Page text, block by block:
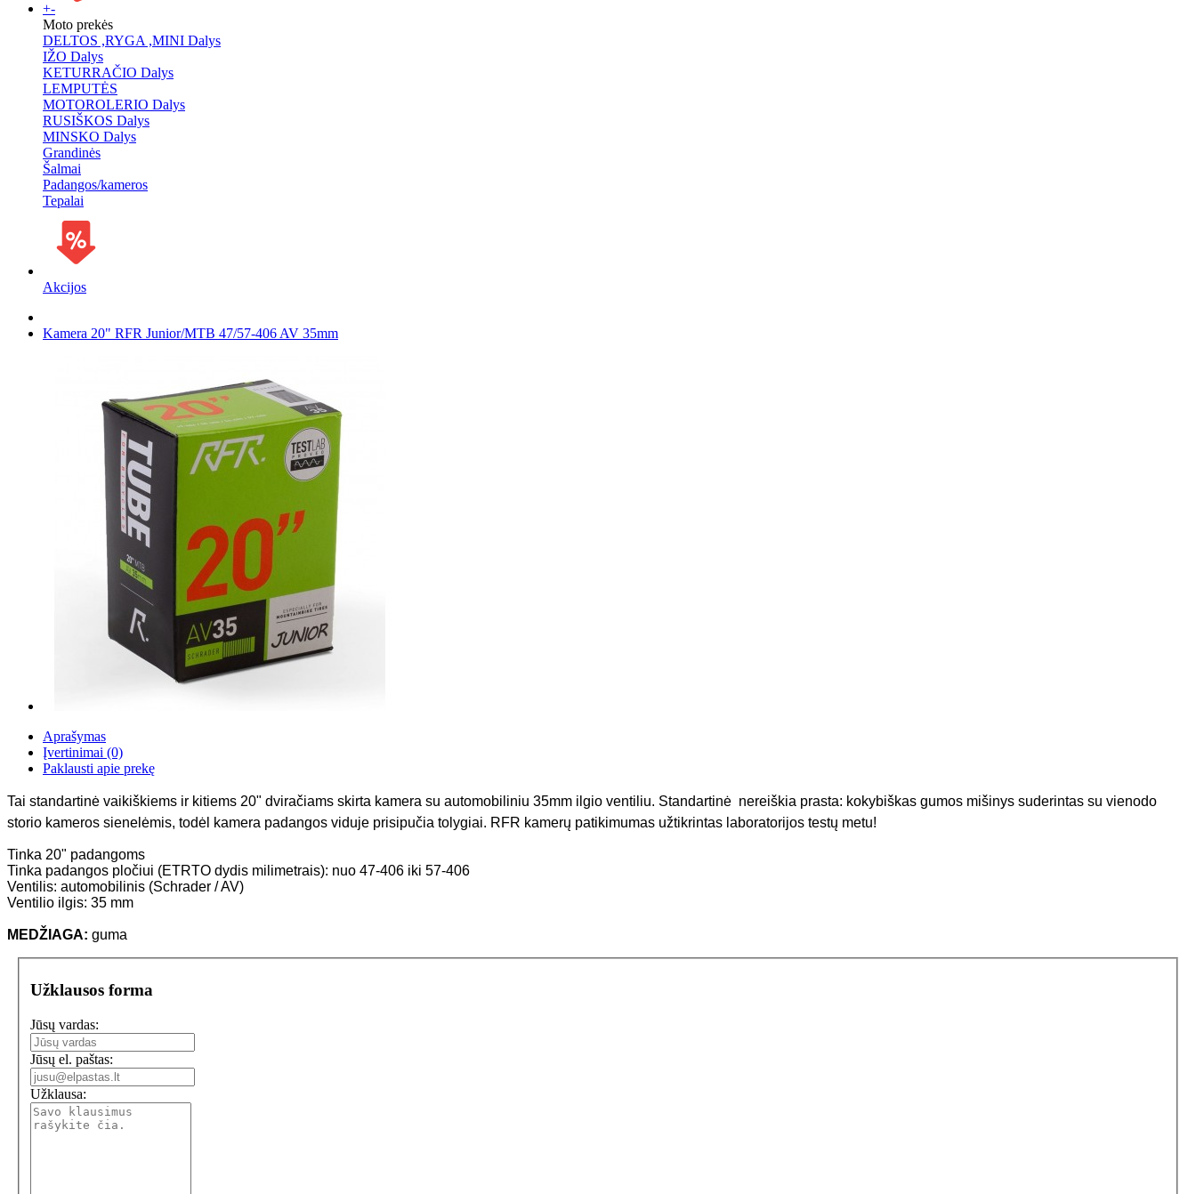
+-
Moto prekės
DELTOS ,RYGA ,MINI Dalys
IŽO Dalys
KETURRAČIO Dalys
LEMPUTĖS
MOTOROLERIO Dalys
RUSIŠKOS Dalys
MINSKO Dalys
Grandinės
Šalmai
Padangos/kameros
Tepalai
Akcijos
Kamera 20" RFR Junior/MTB 47/57-406 AV 35mm
Aprašymas
Įvertinimai (0)
Paklausti apie prekę
Tai standartinė vaikiškiems ir kitiems 20" dviračiams skirta kamera su automobiliniu 35mm ilgio ventiliu. Standartinė  nereiškia prasta: kokybiškas gumos mišinys suderintas su vienodo
storio kameros sienelėmis, todėl kamera padangos viduje prisipučia tolygiai. RFR kamerų patikimumas užtikrintas laboratorijos testų metu!
Tinka 20" padangoms
Tinka padangos pločiui (ETRTO dydis milimetrais): nuo 47-406 iki 57-406
Ventilis: automobilinis (Schrader / AV)
Ventilio ilgis: 35 mm
MEDŽIAGA: guma
Užklausos forma
Jūsų vardas:
Jūsų el. paštas:
Užklausa: